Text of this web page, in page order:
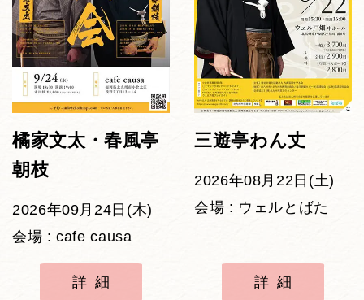
橘家文太・春風亭
朝枝
2026年09月24日(木)
会場 : cafe causa
詳細
三遊亭わん丈
2026年08月22日(土)
会場 : ウェルとばた
詳細